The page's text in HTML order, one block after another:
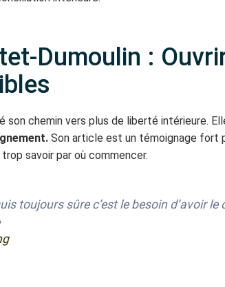
Dumoulin :
chemin vers plus de liberté intérieure.
Son article est un témoignage fort
savoir par où commencer.
toujours sûre c’est le besoin d’avoir le